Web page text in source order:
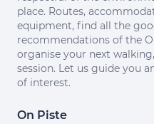
place. Routes,
equipment, find all the
recommendations of the
organise your next
session. Let us guide you
of interest.
On Piste